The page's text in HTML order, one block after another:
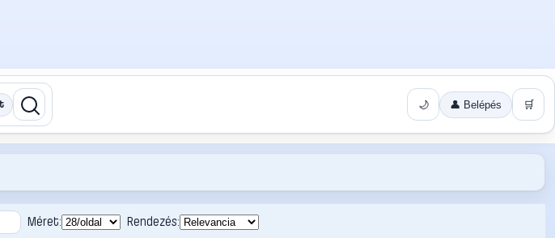
🌙 👤 Belépés 🛒
Méret: Rendezés: